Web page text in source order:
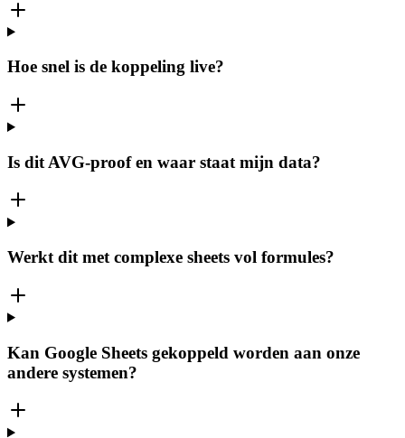
Hoe snel is de koppeling live?
Is dit AVG-proof en waar staat mijn data?
Werkt dit met complexe sheets vol formules?
Kan Google Sheets gekoppeld worden aan onze
andere systemen?